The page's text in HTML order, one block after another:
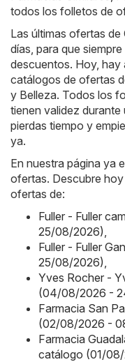
todos los folletos de
Las últimas ofertas
días, para que
descuentos. Hoy, hay
catálogos de ofertas
y Belleza. Todos los
tienen validez durante
pierdas tiempo y
ya.
En nuestra página ya
ofertas. Descubre
ofertas de:
Fuller - Fuller
25/08/2026)
Fuller - Fuller
25/08/2026)
Yves Rocher -
(04/08/2026 -
Farmacia San
(02/08/2026 -
Farmacia
catálogo (01/